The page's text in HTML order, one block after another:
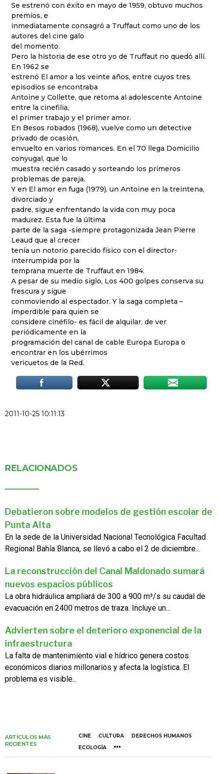
Se estrenó con éxito en mayo de 1959, obtuvo muchos
premios, e
inmediatamente consagró a Truffaut como uno de los
autores del cine galo
del momento.
Pero la historia de ese otro yo de Truffaut no quedó allí.
En 1962 se
estrenó El amor a los veinte años, entre cuyos tres
episodios se encontraba
Antoine y Collette, que retoma al adolescente Antoine
entre la cinefilia,
el primer trabajo y el primer amor.
En Besos robados (1968), vuelve como un detective
privado de ocasión,
envuelto en varios romances. En el 70 llega Domicilio
conyugal, que lo
muestra recién casado y sorteando los primeros
problemas de pareja.
Y en El amor en fuga (1979), un Antoine en la treintena,
divorciado y
padre, sigue enfrentando la vida con muy poca
madurez. Esta fue la última
parte de la saga -siempre protagonizada Jean Pierre
Leaud que al crecer
tenía un notorio parecido físico con el director-
interrumpida por la
temprana muerte de Truffaut en 1984.
A pesar de su medio siglo, Los 400 golpes conserva su
frescura y sigue
conmoviendo al espectador. Y la saga completa –
imperdible para quien se
considere cinéfilo- es fácil de alquilar, de ver
periódicamente en la
programación del canal de cable Europa Europa o
encontrar en los ubérrimos
vericuetos de la Red.
2011-10-25 10:11:13
RELACIONADOS
Debatieron sobre modelos de gestión escolar de
Punta Alta
En la sede de la Universidad Nacional Tecnológica Facultad
Regional Bahía Blanca, se llevó a cabo el 2 de diciembre...
La reconstrucción del Canal Maldonado sumará
nuevos espacios públicos
La obra hidráulica ampliará de 300 a 900 m³/s su caudal de
evacuación en 2400 metros de traza. Incluye un...
Advierten sobre el deterioro exponencial de la
infraestructura
La falta de mantenimiento vial e hídrico genera costos
económicos diarios millonarios y afecta la logística. El
problema es visible...
ARTÍCULOS MÁS
RECIENTES
CINE CULTURA
DERECHOS HUMANOS
ECOLOGÍA